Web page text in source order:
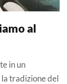
al
in un
tradizione del